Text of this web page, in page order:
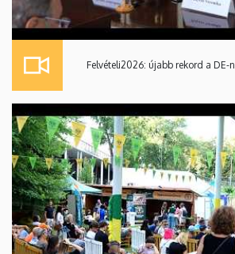
Felvételi2026: újabb rekord a DE-n